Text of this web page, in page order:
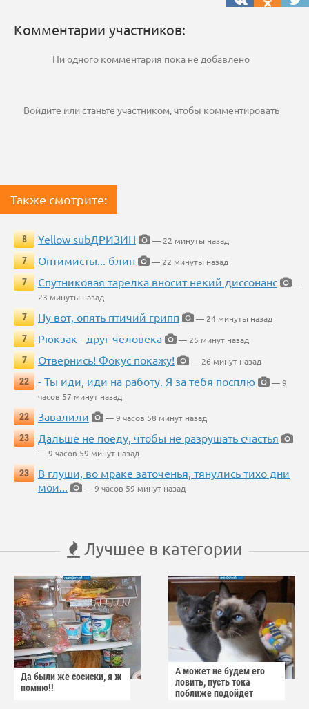
Комментарии участников:
Ни одного комментария пока не добавлено
Войдите илистаньте участником, чтобы комментировать
Также смотрите:
8 Yellow subДРИЗИН
— 22 минуты назад
7
Оптимисты... блин
— 22 минуты назад
7
Спутниковая тарелка вносит некий диссонанс
—
23 минуты назад
7
Ну вот, опять птичий грипп
— 24 минуты назад
7
Рюкзак - друг человека
— 25 минут назад
7
Отвернись! Фокус покажу!
— 26 минут назад
22
- Ты иди, иди на работу. Я за тебя посплю
— 9
часов 57 минут назад
22
Завалили
— 9 часов 58 минут назад
23
Дальше не поеду, чтобы не разрушать счастья
— 9 часов 59 минут назад
23
В глуши, во мраке заточенья, тянулись тихо дни
мои...
— 9 часов 59 минут назад
Лучшее в категории
Да были же сосиски, я ж
помню!!
А может не будем его
ловить, пусть тока
поближе подойдет